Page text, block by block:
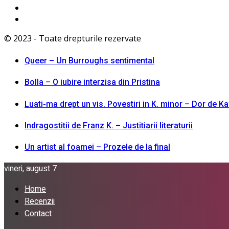
© 2023 - Toate drepturile rezervate
Queer – Un Burroughs sentimental
Bolla – O iubire interzisa din Pristina
Luati-ma drept un vis. Povestiri in K. minor – Dor de
Indragostitii de Franz K. – Justitiarii literaturii
Un artist al foamei – Prozele de la final
vineri, august 7
Home
Recenzii
Contact